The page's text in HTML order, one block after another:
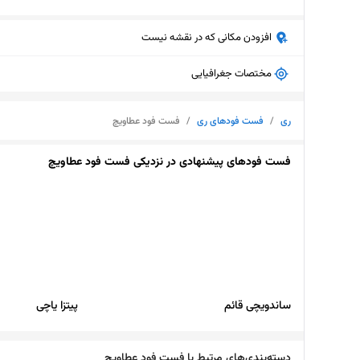
افزودن مکانی که در نقشه نیست
مختصات جغرافیایی
ری / فست فودهای ری / فست فود عطاویچ
فست فودهای پیشنهادی در نزدیکی فست فود عطاویچ
ساندویچی قائم پیتزا یاچی